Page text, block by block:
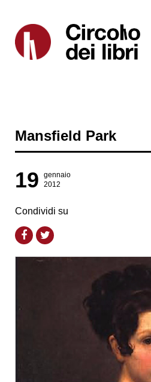
Mansfield Park
19
gennaio
2012
Condividi su